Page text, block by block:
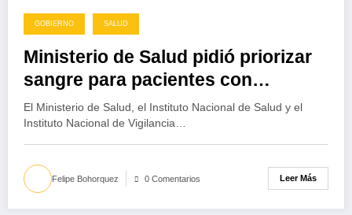
GOBIERNO SALUD
Ministerio de Salud pidió priorizar
sangre para pacientes con
necesidad de transfusión
El Ministerio de Salud, el Instituto Nacional de Salud y el
Instituto Nacional de Vigilancia…
Felipe Bohorquez 0 Comentarios Leer Más